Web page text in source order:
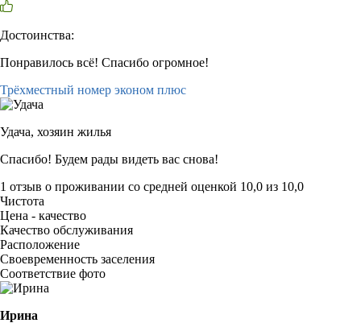
Достоинства:
Понравилось всё! Спасибо огромное!
Трёхместный номер эконом плюс
Удача, хозяин жилья
Спасибо! Будем рады видеть вас снова!
1 отзыв о проживании со средней оценкой 10,0 из 10,0
Чистота
Цена - качество
Качество обслуживания
Расположение
Своевременность заселения
Соответствие фото
Ирина